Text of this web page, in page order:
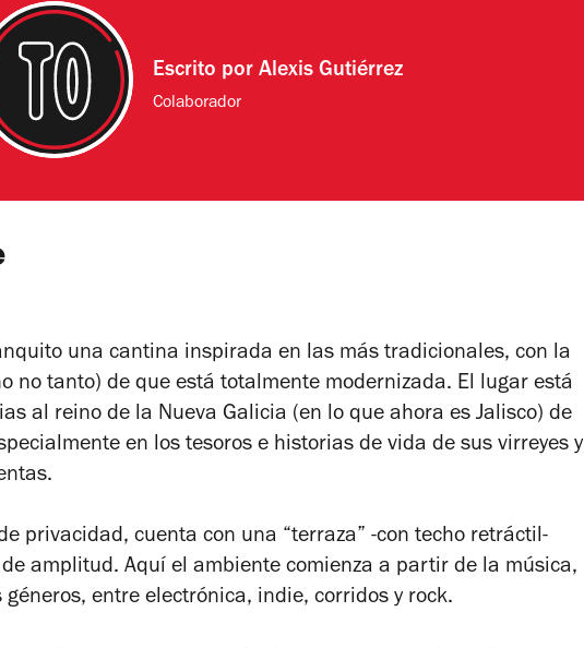
Escrito por Alexis Gutiérrez
Colaborador
una cantina inspirada en las más tradicionales, con la
no tanto) de que está totalmente modernizada. El lugar está
al reino de la Nueva Galicia (en lo que ahora es Jalisco) de
en los tesoros e historias de vida de sus virreyes y
privacidad, cuenta con una “terraza” -con techo retráctil-
amplitud. Aquí el ambiente comienza a partir de la música,
entre electrónica, indie, corridos y rock.